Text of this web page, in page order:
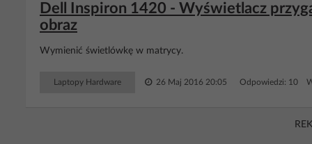
Dell Inspiron 1420 - Wyświetlacz
obraz
Wymienić świetlówkę w matrycy.
Laptopy Hardware 26 Maj 2016 20:05 Odpowiedzi: 10